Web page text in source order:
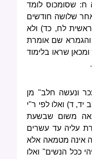
ח: שסומכוס לומד
שלושה חודשים
לח, כד) ולא
והגמרא שם אומרת
שראו בלימוד
ונעשה חלב" מן
ד) ואלו לפי ר"י
משום שבשעת
עליה עד עשרים
אינה מטמאה אלא
ככל הנשים" ואלו